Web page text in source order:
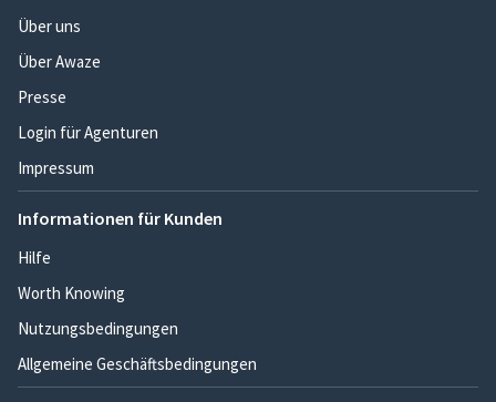
Über uns
Über Awaze
Presse
Login für Agenturen
Impressum
Informationen für Kunden
Hilfe
Worth Knowing
Nutzungsbedingungen
Allgemeine Geschäftsbedingungen